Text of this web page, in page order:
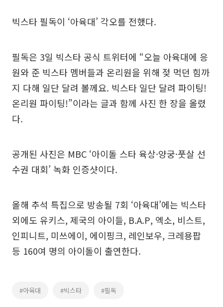
빅스타 필독이 ‘아육대’ 각오를 전했다.
필독은 3일 빅스타 공식 트위터에 “오늘 아육대에 응
원와 준 빅스타 멤버들과 온리원을 위해 젖 먹던 힘까
지 다해 일단 달려 볼께요. 빅스타 일단 달려 파이팅!
온리원 파이팅!”이라는 글과 함께 사진 한 장을 올렸
다.
공개된 사진은 MBC ‘아이돌 스타 육상·양궁·풋살 선
수권 대회’ 녹화 인증샷이다.
올해 추석 특집으로 방송될 7회 ‘아육대’에는 빅스타
외에도 유키스, 제국의 아이들, B.A.P, 엑소, 비스트,
인피니트, 미쓰에이, 에이핑크, 레인보우, 크레용팝
등 160여 명의 아이돌이 출연한다.
#아육대 #빅스타 #필독